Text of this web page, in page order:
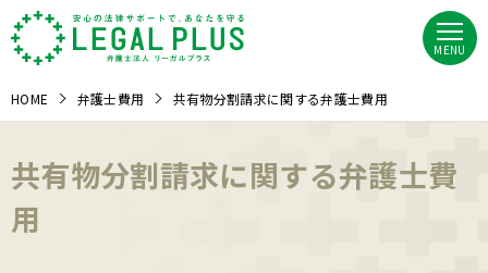
MENU
HOME 弁護士費用 共有物分割請求に関する弁護士費用
共有物分割請求に関する弁護士費
用